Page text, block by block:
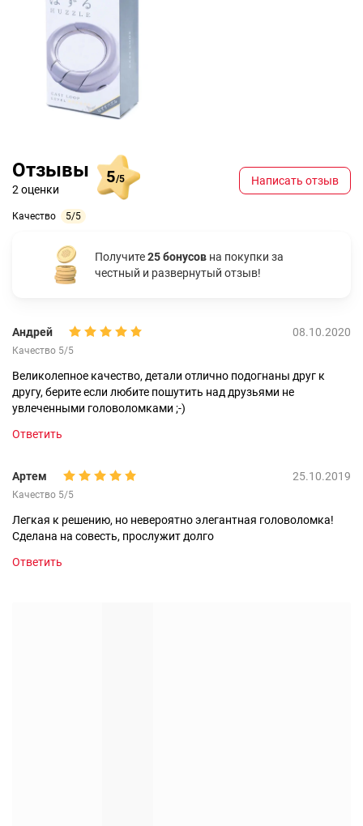
Отзывы
2 оценки
5/5
Качество 5/5
Написать отзыв
Получите25 бонусов на покупки за
честный и развернутый отзыв!
Андрей 08.10.2020
Качество 5/5
Великолепное качество, детали отлично подогнаны друг к
другу, берите если любите пошутить над друзьями не
увлеченными головоломками ;-)
Ответить
Артем 25.10.2019
Качество 5/5
Легкая к решению, но невероятно элегантная головоломка!
Сделана на совесть, прослужит долго
Ответить